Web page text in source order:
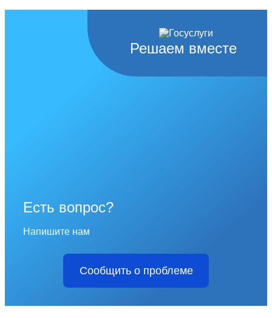
Решаем вместе
Есть вопрос?
Напишите нам
Сообщить о проблеме